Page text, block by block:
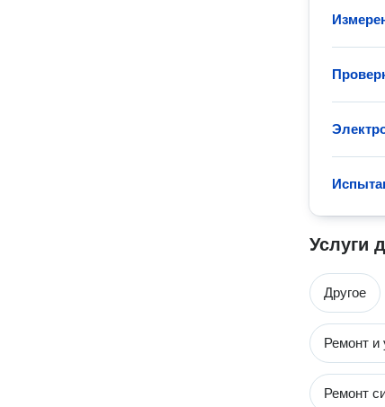
Услуги
Другое
Ремонт и
Ремонт